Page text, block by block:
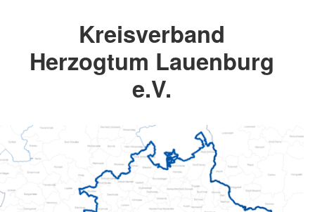
Kreisverband
Herzogtum Lauenburg
e.V.